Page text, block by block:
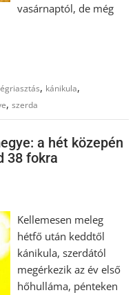
vasárnaptól, de még
, kánikula,
,szerda
a hét közepén
38 fokra
Kellemesen meleg
hétfő után keddtől
kánikula, szerdától
megérkezik az év első
hőhulláma, pénteken